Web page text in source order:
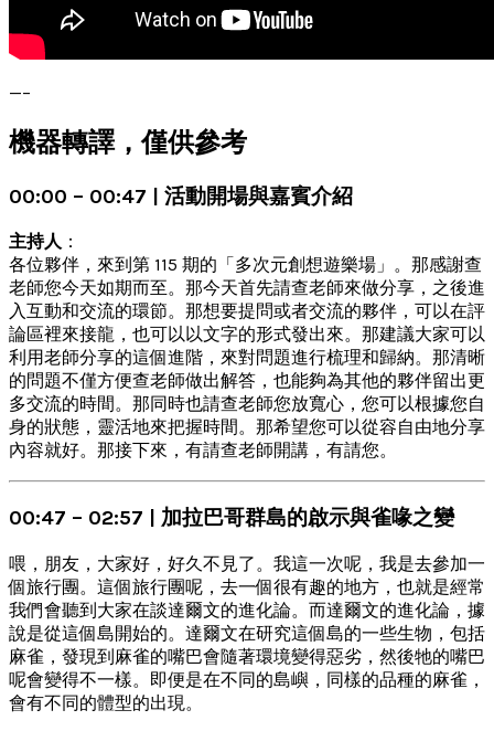
—–
機器轉譯，僅供參考
00:00 – 00:47 | 活動開場與嘉賓介紹
主持人 ：
各位夥伴，來到第 115 期的「多次元創想遊樂場」。那感謝查
老師您今天如期而至。那今天首先請查老師來做分享，之後進
入互動和交流的環節。那想要提問或者交流的夥伴，可以在評
論區裡來接龍，也可以以文字的形式發出來。那建議大家可以
利用老師分享的這個進階，來對問題進行梳理和歸納。那清晰
的問題不僅方便查老師做出解答，也能夠為其他的夥伴留出更
多交流的時間。那同時也請查老師您放寬心，您可以根據您自
身的狀態，靈活地來把握時間。那希望您可以從容自由地分享
內容就好。那接下來，有請查老師開講，有請您。
00:47 – 02:57 | 加拉巴哥群島的啟示與雀喙之變
喂，朋友，大家好，好久不見了。我這一次呢，我是去參加一
個旅行團。這個旅行團呢，去一個很有趣的地方，也就是經常
我們會聽到大家在談達爾文的進化論。而達爾文的進化論，據
說是從這個島開始的。達爾文在研究這個島的一些生物，包括
麻雀，發現到麻雀的嘴巴會隨著環境變得惡劣，然後牠的嘴巴
呢會變得不一樣。即便是在不同的島嶼，同樣的品種的麻雀，
會有不同的體型的出現。